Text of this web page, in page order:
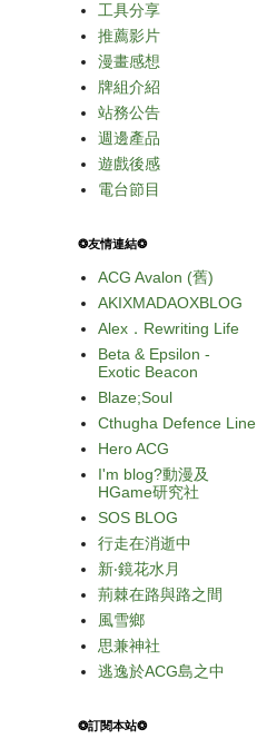
工具分享
推薦影片
漫畫感想
牌組介紹
站務公告
週邊產品
遊戲後感
電台節目
❂友情連結❂
ACG Avalon (舊)
AKIXMADAOXBLOG
Alex．Rewriting Life
Beta & Epsilon -
Exotic Beacon
Blaze;Soul
Cthugha Defence Line
Hero ACG
I'm blog?動漫及
HGame研究社
SOS BLOG
行走在消逝中
新‧鏡花水月
荊棘在路與路之間
風雪鄉
思兼神社
逃逸於ACG島之中
❂訂閱本站❂